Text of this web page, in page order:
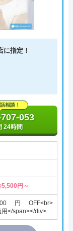
指定！
相談！
053
24時間
円～
円OFF<br>
</span></div>